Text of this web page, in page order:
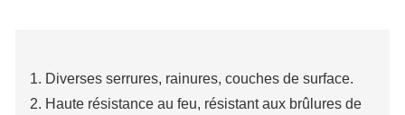
1. Diverses serrures, rainures, couches de surface.
2. Haute résistance au feu, résistant aux brûlures de